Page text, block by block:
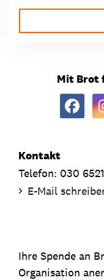
Mit Brot
Kontakt
Telefon: 030
E-Mail
Ihre Spende an
Organisation